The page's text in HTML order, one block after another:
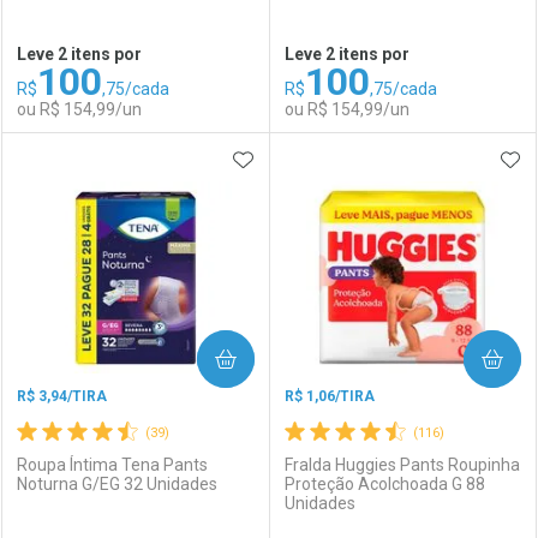
Comprar sem Desconto
Por R$ 129,99/cada
Comprar sem Desconto
Por R$ 129,99/cada
Comprar sem Desconto
Por R$ 92,90/cada
Comprar sem Desconto
Por R$ 92,90/cada
Leve 2 itens por
R$100,75/cada
ou R$ 154,99/un
Laboratório
Por Menos
Leve 2 itens por
R$100,75/cada
ou R$ 154,99/un
Laboratório
Por Menos
(39)
R$ 3,94/TIRA
Roupa Íntima Tena Pants
Noturna G/EG 32 Unidades
ADICIONAR AOS FAVORITOS
COMPRAR
(116)
R$ 1,06/TIRA
Fralda Huggies Pants Roupinha
Proteção Acolchoada G 88
Unidades
COMPRAR